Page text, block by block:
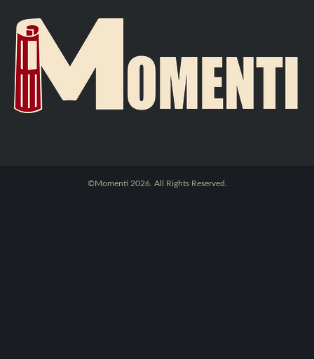
©Momenti 2026. All Rights Reserved.